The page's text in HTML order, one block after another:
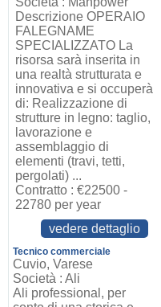
Descrizione OPERAIO
FALEGNAME
SPECIALIZZATO La
risorsa sarà inserita in
una realtà strutturata e
innovativa e si occuperà
di: Realizzazione di
strutture in legno: taglio,
lavorazione e
assemblaggio di
elementi (travi, tetti,
pergolati) ...
Contratto : €22500 -
22780 per year
vedere dettaglio
Tecnico commerciale
Cuvio, Varese
Società : Ali
Ali professional, per